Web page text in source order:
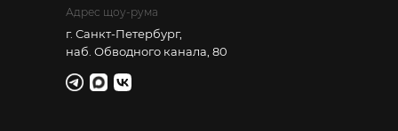
Адрес щоу-рума
г. Санкт-Петербург,
наб. Обводного канала, 80